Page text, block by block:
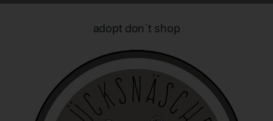
adopt don`t shop
Begrifflichkeiten erläutern.
Wir verwenden in dieser Datenschutzerklärung unter anderem
die folgenden Begriffe:
a) personenbezogene Daten
Personenbezogene Daten sind alle Informationen, die